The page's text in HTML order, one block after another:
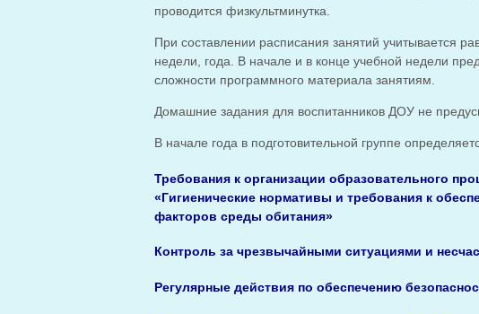
проводится физкультминутка.
При составлении расписания занятий учитывается
недели, года. В начале и в конце учебной недели
сложности программного материала занятиям.
Домашние задания для воспитанников ДОУ не
В начале года в подготовительной группе
Требования к организации образовательного
«Гигиенические нормативы и требования к
факторов среды обитания»
Контроль за чрезвычайными ситуациями и
Регулярные действия по обеспечению